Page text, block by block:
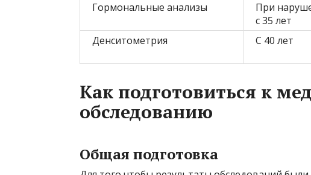
Гормональные анализы
При
с 35 лет
Денситометрия С 40 лет
Как подготовиться к
обследованию
Общая подготовка